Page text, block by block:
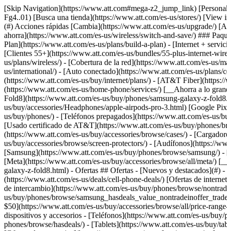
[Skip Navigation](https://www.att.com#mega-z2_jump_link) [Personal](https://www.att.com/es-us/) [Empresas](https://www.att.com/es-us/?1036077272%3BamdU7ms02uyDVD7hILrWak6c7DshIidU2t-Fg4..01) [Busca una tienda](https://www.att.com/es-us/stores/) [View in English](javascript:void%280%29) [](https://www.att.com/es-us/) - Tienda ## Tienda - [Planes y servicios](#) - [Dispositivos y accesorios](#) Acciones rápidas [Cambia](https://www.att.com/es-us/upgrade/) [Añade una línea](https://www.att.com/es-us/plans/add-a-line/) [Trae tu propio teléfono](https://www.att.com/es-us/wireless/byod/) [Cambia y ahorra](https://www.att.com/es-us/wireless/switch-and-save/) ### Paquetes - [Explorar paquetes](https://www.att.com/es-us/bundles/) - [AT&T OneConnect](https://www.att.com/es-us/oneconnect/) - [Build-A-Plan](https://www.att.com/es-us/plans/build-a-plan) - [Internet + servicio móvil](https://www.att.com/es-us/bundles/internet-wireless/) - [Internet + teléfono residencial](https://www.att.com/es-us/home-phone/) - [Clientes 55+](https://www.att.com/es-us/bundles/55-plus-internet-wireless/) ### Móvil - [Explora servicio móvil](https://www.att.com/es-us/wireless/) - [Planes de teléfonos](https://www.att.com/es-us/plans/wireless/) - [Cobertura de la red](https://www.att.com/es-us/maps/wireless-coverage.html) - [Prepago](https://www.att.com/es-us/prepaid/) - [Adicionales internacionales](https://www.att.com/es-us/international/) - [Auto conectado](https://www.att.com/es-us/plans/connected-car/) ### Internet residencial - [Explora internet residencial](https://www.att.com/es-us/internet/) - [Ve la disponibilidad](https://www.att.com/es-us/buy/internet/plans/) - [AT&T Fiber](https://www.att.com/es-us/internet/fiber/) - [AT&T Internet Air](https://www.att.com/es-us/internet/internet-air/) - [Teléfono residencial](https://www.att.com/es-us/home-phone/services/) [__Ahorra a lo grande en todo__ __regreso a clases__ \ Ver ofertas](https://www.att.com/es-us/deals/back-to-school/) Últimas novedades [Samsung Galaxy Z Fold8](https://www.att.com/es-us/buy/phones/samsung-galaxy-z-fold8.html) [iPhone 17 Pro](https://www.att.com/es-us/buy/phones/apple-iphone-17-pro.html) [AirPods Pro 3](https://www.att.com/es-us/buy/accessories/Headphones/apple-airpods-pro-3.html) [Google Pixel 10 Pro](https://www.att.com/es-us/buy/phones/google-pixel-10-pro.html) ### Dispositivos - [Teléfonos](https://www.att.com/es-us/buy/phones/) - [Teléfonos prepagados](https://www.att.com/es-us/buy/prepaid-phones/) - [Tablets](https://www.att.com/es-us/buy/tablets/) - [Relojes inteligentes](https://www.att.com/es-us/buy/wearables/) - [Usado certificado de AT&T](https://www.att.com/es-us/buy/phones/browse/att-certified-preowned) ### Accesorios - [Ver todos los accesorios](https://www.att.com/es-us/accessories/) - [Estuches](https://www.att.com/es-us/buy/accessories/browse/cases/) - [Cargadores](https://www.att.com/es-us/buy/accessories/browse/chargers/) - [Protector para pantalla](https://www.att.com/es-us/buy/accessories/browse/screen-protectors/) - [Audífonos](https://www.att.com/es-us/buy/accessories/browse/headphones/) ### Brands - [Apple](https://www.att.com/es-us/buy/phones/browse/apple/) - [Samsung](https://www.att.com/es-us/buy/